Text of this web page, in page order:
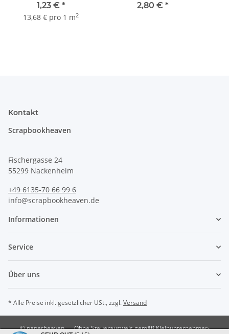
1,23 € *
13,68 € pro 1 m2
2,80 € *
Kontakt
Scrapbookheaven
Fischergasse 24
55299 Nackenheim
+49 6135-70 66 99 6
info@scrapbookheaven.de
Informationen
Service
Über uns
* Alle Preise inkl. gesetzlicher USt., zzgl.Versand
© paperheaven
Ohne Steuerausweis gemäß Kleinunternehmer-